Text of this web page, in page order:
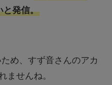
と発信。
め、すず音さんのアカ
ませんね。